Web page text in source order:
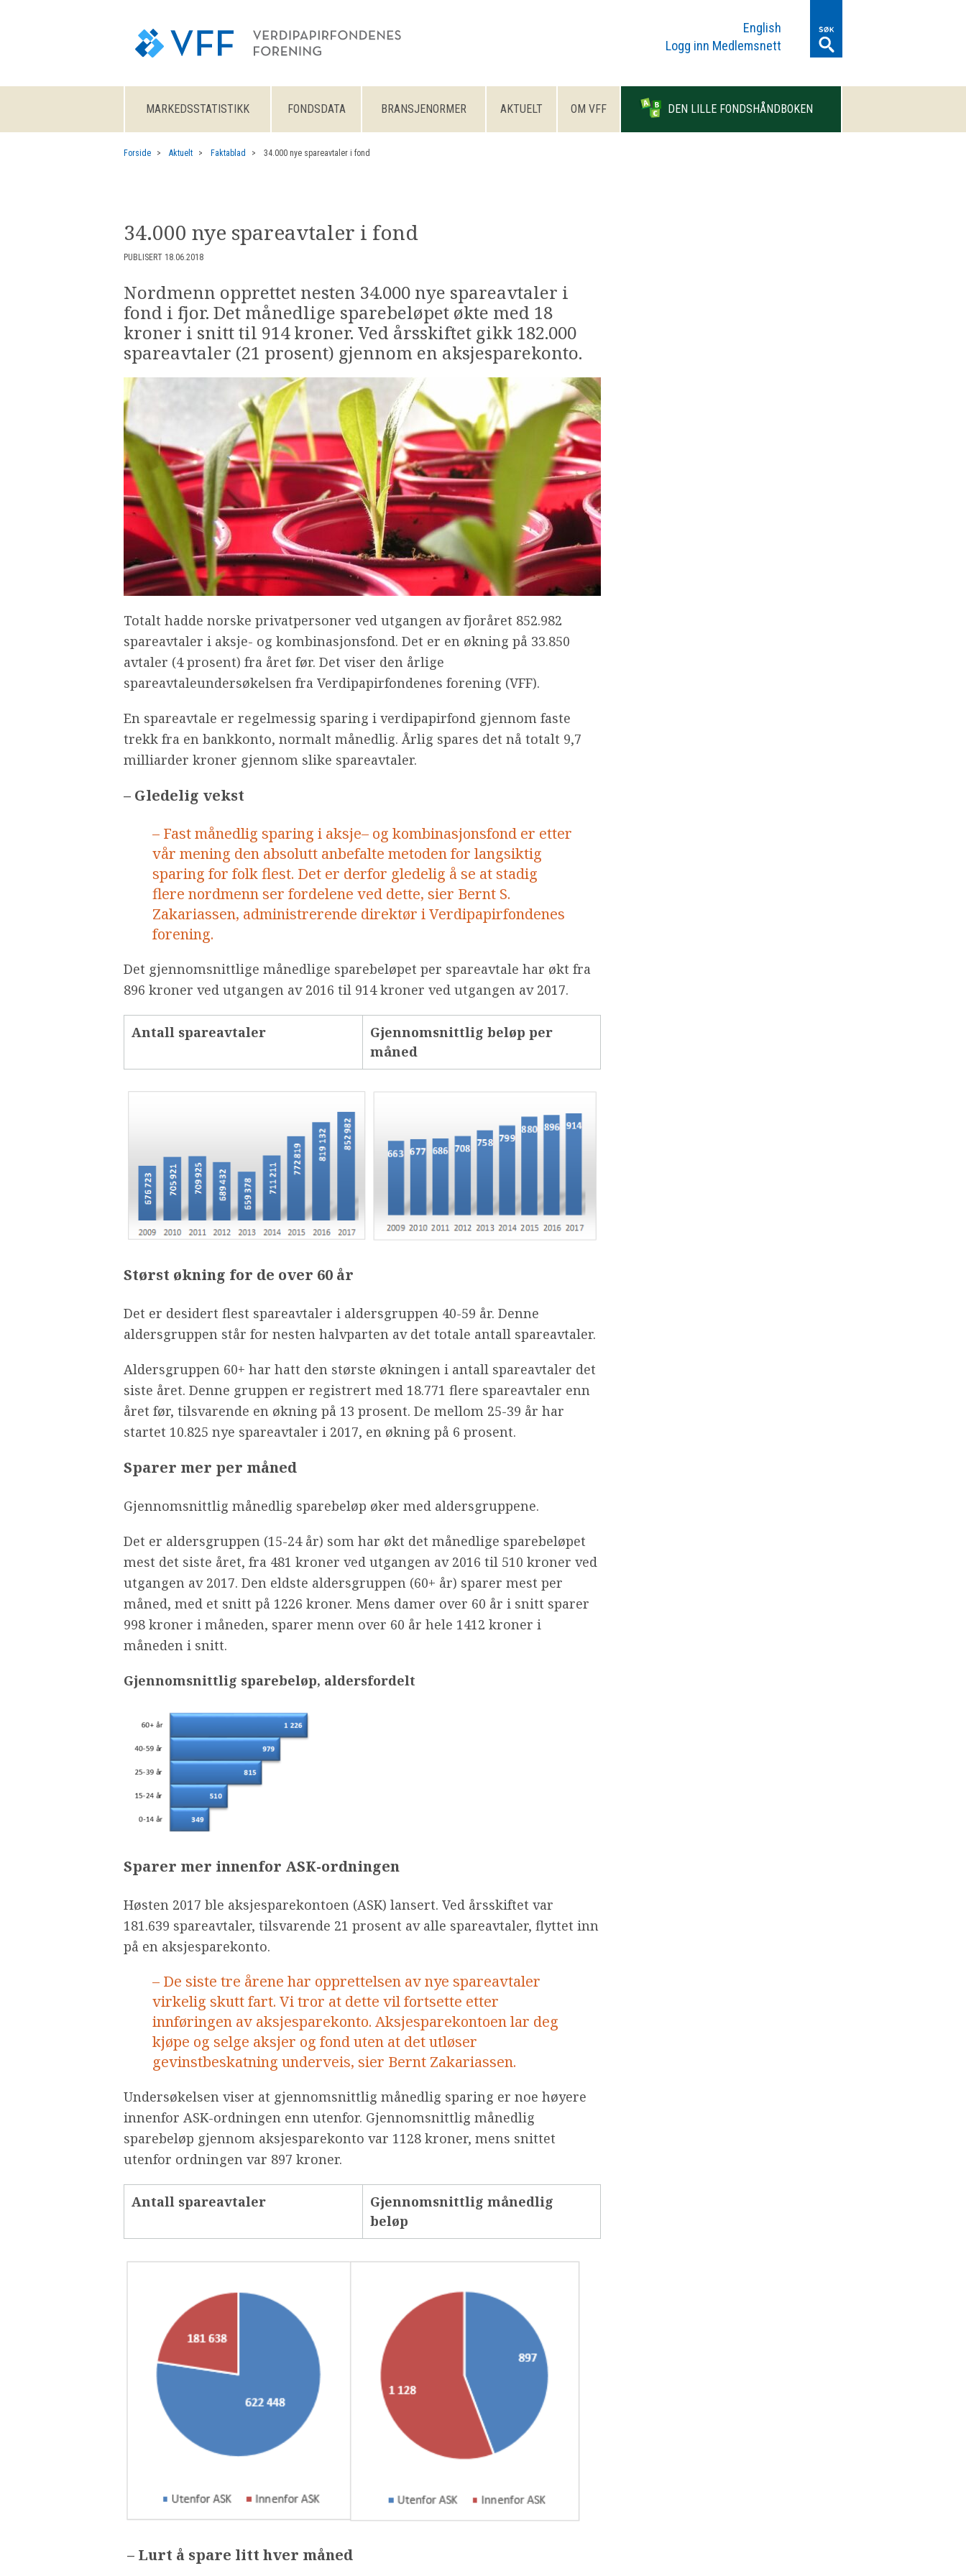
English
Logg inn Medlemsnett
MARKEDSSTATISTIKK FONDSDATA BRANSJENORMER AKTUELT OM VFF DEN LILLE FONDSHÅNDBOKEN
Forside Aktuelt Faktablad 34.000 nye spareavtaler i fond
34.000 nye spareavtaler i fond
PUBLISERT 18.06.2018
Nordmenn opprettet nesten 34.000 nye spareavtaler i
fond i fjor. Det månedlige sparebeløpet økte med 18
kroner i snitt til 914 kroner. Ved årsskiftet gikk 182.000
spareavtaler (21 prosent) gjennom en aksjesparekonto.
Totalt hadde norske privatpersoner ved utgangen av fjoråret 852.982
spareavtaler i aksje- og kombinasjonsfond. Det er en økning på 33.850
avtaler (4 prosent) fra året før. Det viser den årlige
spareavtaleundersøkelsen fra Verdipapirfondenes forening (VFF).
En spareavtale er regelmessig sparing i verdipapirfond gjennom faste
trekk fra en bankkonto, normalt månedlig. Årlig spares det nå totalt 9,7
milliarder kroner gjennom slike spareavtaler.
– Gledelig vekst
– Fast månedlig sparing i aksje– og kombinasjonsfond er etter
vår mening den absolutt anbefalte metoden for langsiktig
sparing for folk flest. Det er derfor gledelig å se at stadig
flere nordmenn ser fordelene ved dette, sier Bernt S.
Zakariassen, administrerende direktør i Verdipapirfondenes
forening.
Det gjennomsnittlige månedlige sparebeløpet per spareavtale har økt fra
896 kroner ved utgangen av 2016 til 914 kroner ved utgangen av 2017.
Antall spareavtaler
Gjennomsnittlig beløp per
måned
Størst økning for de over 60 år
Det er desidert flest spareavtaler i aldersgruppen 40-59 år. Denne
aldersgruppen står for nesten halvparten av det totale antall spareavtaler.
Aldersgruppen 60+ har hatt den største økningen i antall spareavtaler det
siste året. Denne gruppen er registrert med 18.771 flere spareavtaler enn
året før, tilsvarende en økning på 13 prosent. De mellom 25-39 år har
startet 10.825 nye spareavtaler i 2017, en økning på 6 prosent.
Sparer mer per måned
Gjennomsnittlig månedlig sparebeløp øker med aldersgruppene.
Det er aldersgruppen (15-24 år) som har økt det månedlige sparebeløpet
mest det siste året, fra 481 kroner ved utgangen av 2016 til 510 kroner ved
utgangen av 2017. Den eldste aldersgruppen (60+ år) sparer mest per
måned, med et snitt på 1226 kroner. Mens damer over 60 år i snitt sparer
998 kroner i måneden, sparer menn over 60 år hele 1412 kroner i
måneden i snitt.
Gjennomsnittlig sparebeløp, aldersfordelt
Sparer mer innenfor ASK-ordningen
Høsten 2017 ble aksjesparekontoen (ASK) lansert. Ved årsskiftet var
181.639 spareavtaler, tilsvarende 21 prosent av alle spareavtaler, flyttet inn
på en aksjesparekonto.
– De siste tre årene har opprettelsen av nye spareavtaler
virkelig skutt fart. Vi tror at dette vil fortsette etter
innføringen av aksjesparekonto. Aksjesparekontoen lar deg
kjøpe og selge aksjer og fond uten at det utløser
gevinstbeskatning underveis, sier Bernt Zakariassen.
Undersøkelsen viser at gjennomsnittlig månedlig sparing er noe høyere
innenfor ASK-ordningen enn utenfor. Gjennomsnittlig månedlig
sparebeløp gjennom aksjesparekonto var 1128 kroner, mens snittet
utenfor ordningen var 897 kroner.
Antall spareavtaler
Gjennomsnittlig månedlig
beløp
– Lurt å spare litt hver måned